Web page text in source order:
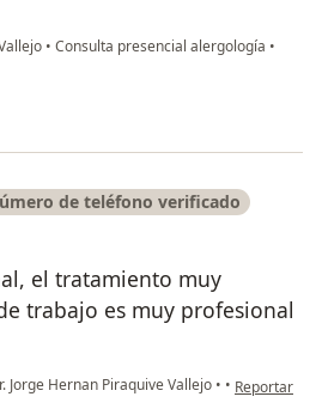
• Consulta presencial alergología •
Guzmán Ríos
de teléfono verificado
el tratamiento muy
trabajo es muy profesional
Jorge Hernan Piraquive Vallejo • • en opinión
Reportar